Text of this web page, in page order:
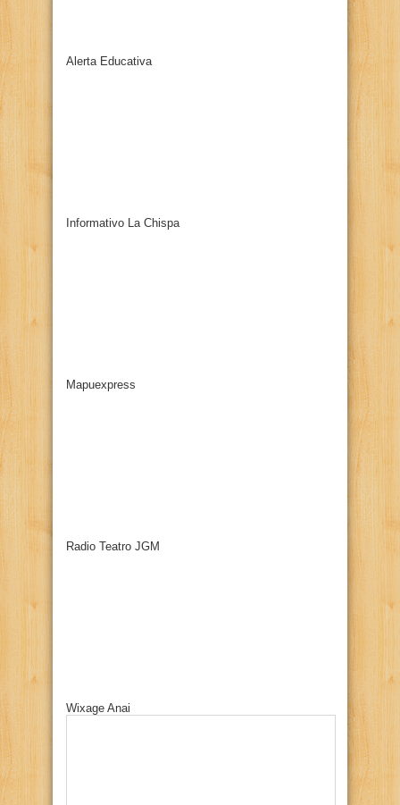
Alerta Educativa
Informativo La Chispa
Mapuexpress
Radio Teatro JGM
Wixage Anai